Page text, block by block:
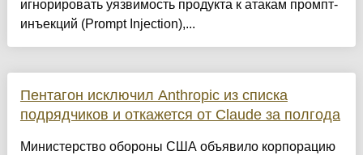
игнорировать уязвимость продукта к атакам промпт-
инъекций (Prompt Injection),...
Пентагон исключил Anthropic из списка
подрядчиков и откажется от Claude за полгода
Министерство обороны США объявило корпорацию